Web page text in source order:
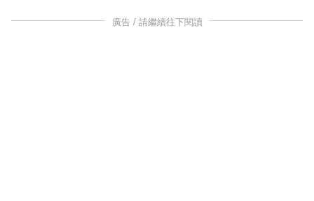
廣告 / 請繼續往下閱讀